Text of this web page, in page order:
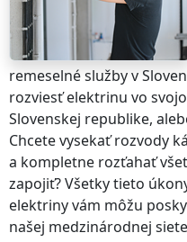
remeselné službyv
rozviesť elektrinu vo
Slovenskej republike,
Chcete vysekať rozvody
a kompletne rozťahať
zapojiť? Všetky tieto
elektriny vám môžu
našej medzinárodnej siete